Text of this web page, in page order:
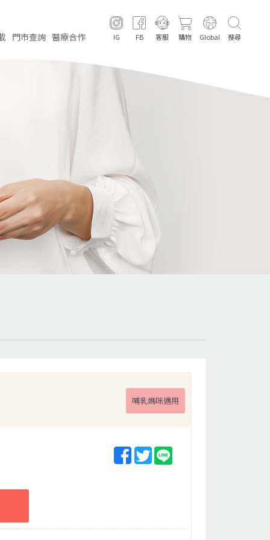
門市查詢 醫療合作 IG FB 客服 購物 Global 搜尋
哺乳媽咪適用